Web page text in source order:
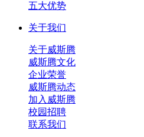
五大优势
关于我们
关于威斯腾
威斯腾文化
企业荣誉
威斯腾动态
加入威斯腾
校园招聘
联系我们